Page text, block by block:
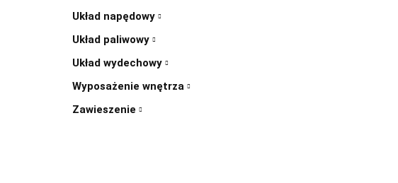
Układ napędowy
Układ paliwowy
Układ wydechowy
Wyposażenie wnętrza
Zawieszenie